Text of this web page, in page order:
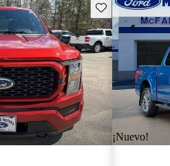
Guarda este Aviso
¡Nuevo!